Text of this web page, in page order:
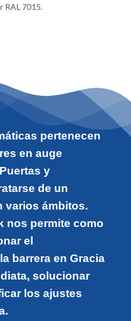
RAL 7015.
pertenecen
en auge
y
de un
varios ámbitos.
nos permite como
el
barrera en Gracia
solucionar
los ajustes